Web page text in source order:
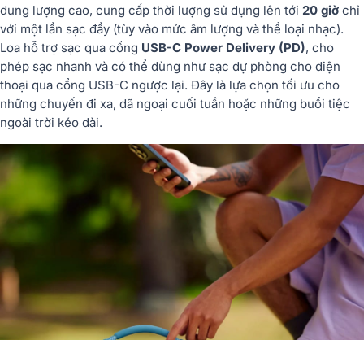
dung lượng cao, cung cấp thời lượng sử dụng lên tới 20 giờ chỉ
với một lần sạc đầy (tùy vào mức âm lượng và thể loại nhạc).
Loa hỗ trợ sạc qua cổng USB-C Power Delivery (PD), cho
phép sạc nhanh và có thể dùng như sạc dự phòng cho điện
thoại qua cổng USB-C ngược lại. Đây là lựa chọn tối ưu cho
những chuyến đi xa, dã ngoại cuối tuần hoặc những buổi tiệc
ngoài trời kéo dài.